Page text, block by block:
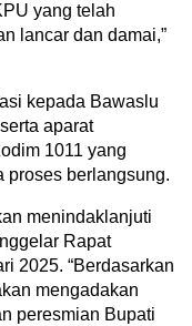
yang telah
lancar dan damai,”
kepada Bawaslu
aparat
1011 yang
proses berlangsung.
menindaklanjuti
Rapat
2025. “Berdasarkan
mengadakan
peresmian Bupati